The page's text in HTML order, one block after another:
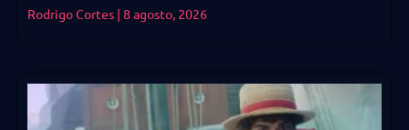
Rodrigo Cortes 8 agosto, 2026